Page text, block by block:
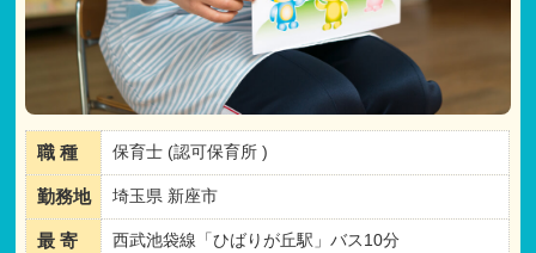
職 種 保育士 (認可保育所 )
勤務地 埼玉県 新座市
最 寄 西武池袋線「ひばりが丘駅」バス10分